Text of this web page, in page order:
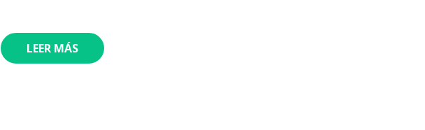
LEER MÁS